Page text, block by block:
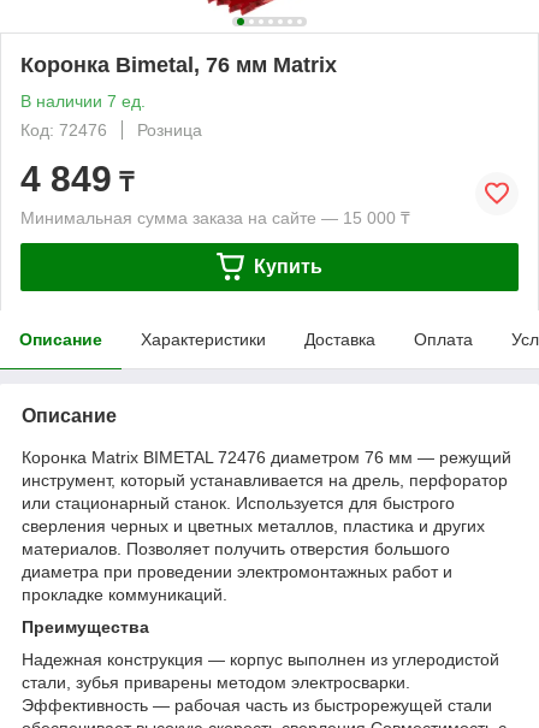
Коронка Bimetal, 76 мм Matrix
В наличии 7 ед.
Код: 72476
Розница
4 849 ₸
Минимальная сумма заказа на сайте — 15 000 ₸
Купить
Описание Характеристики Доставка Оплата
Описание
Коронка Matrix BIMETAL 72476 диаметром 76 мм — режущий
инструмент, который устанавливается на дрель, перфоратор
или стационарный станок. Используется для быстрого
сверления черных и цветных металлов, пластика и других
материалов. Позволяет получить отверстия большого
диаметра при проведении электромонтажных работ и
прокладке коммуникаций.
Преимущества
Надежная конструкция — корпус выполнен из углеродистой
стали, зубья приварены методом электросварки.
Эффективность — рабочая часть из быстрорежущей стали